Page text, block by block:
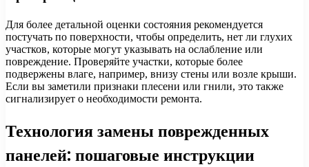
Для более детальной оценки состояния рекомендуется
постучать по поверхности, чтобы определить, нет ли глухих
участков, которые могут указывать на ослабление или
повреждение. Проверяйте участки, которые более
подвержены влаге, например, внизу стены или возле крыши.
Если вы заметили признаки плесени или гнили, это также
сигнализирует о необходимости ремонта.
Технология замены поврежденных
панелей: пошаговые инструкции